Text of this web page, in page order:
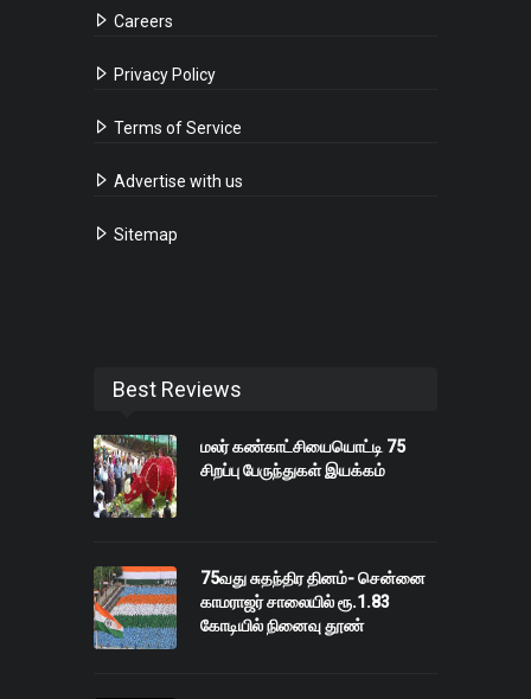
Careers
Privacy Policy
Terms of Service
Advertise with us
Sitemap
Best Reviews
மலர் கண்காட்சியையொட்டி 75
சிறப்பு பேருந்துகள் இயக்கம்
75வது சுதந்திர தினம்- சென்னை
காமராஜர் சாலையில் ரூ.1.83
கோடியில் நினைவு தூண்